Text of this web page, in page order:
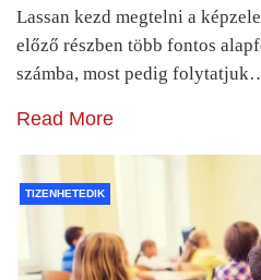
Lassan kezd megtelni a
előző részben több fontos
számba, most pedig
Read More
TIZENHETEDIK